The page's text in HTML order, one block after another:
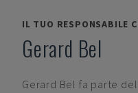
IL TUO RESPONSABILE
Gerard Bel
Gerard Bel fa parte